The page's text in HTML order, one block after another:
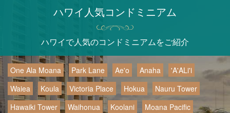
ハワイ人気コンドミニアム
ハワイで人気のコンドミニアムをご紹介
One Ala Moana Park Lane Ae'o Anaha
'A'ALi'i
Waiea
Koula Victoria Place Hokua
Nauru Tower
Hawaiki Tower
Waihonua Koolani
Moana Pacific